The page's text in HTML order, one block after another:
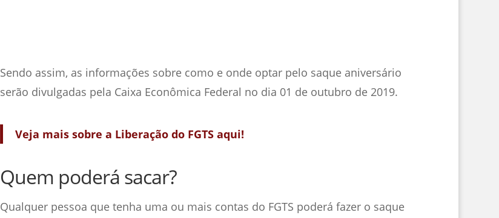
Sendo assim, as informações sobre como e onde optar pelo saque aniversário
serão divulgadas pela Caixa Econômica Federal no dia 01 de outubro de 2019.
Veja mais sobre a Liberação do FGTS aqui!
Quem poderá sacar?
Qualquer pessoa que tenha uma ou mais contas do FGTS poderá fazer o saque